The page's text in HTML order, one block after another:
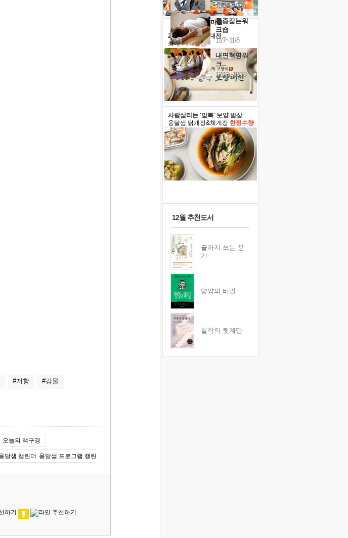
#저항 #강물
오늘의 책구경
옹달샘 프로그램 캘린
10/30~10/31
통증잡는워
크숍
11/7~11/8
내면혁명워
크..
12/12~12/13
2026 말복 보양대전
최대74%할인
사람살리는 '말복' 보양 밥상
옹달샘 닭개장&채개장 한정수량
12월 추천도서
끝까지 쓰는 용
기
영양의 비밀
철학의 뒷계단